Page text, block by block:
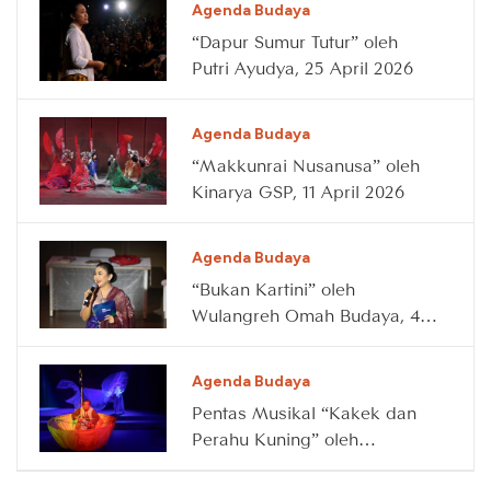
Agenda Budaya
“Dapur Sumur Tutur” oleh
Putri Ayudya, 25 April 2026
Agenda Budaya
“Makkunrai Nusanusa” oleh
Kinarya GSP, 11 April 2026
Agenda Budaya
“Bukan Kartini” oleh
Wulangreh Omah Budaya, 4
Agenda Budaya
Pentas Musikal “Kakek dan
Perahu Kuning” oleh